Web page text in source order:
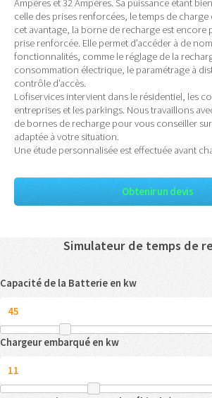
Ampères et 32 Ampères. Sa puissance étant
celle des prises renforcées, le temps de charge
cet avantage, la borne de recharge est encore
prise renforcée. Elle permet d’accéder à de
fonctionnalités, comme le réglage de la
consommation électrique, le paramétrage à
contrôle d’accès.
Lofiservices intervient dans le résidentiel, les
entreprises et les parkings. Nous travaillons
de bornes de recharge pour vous conseiller
adaptée à votre situation.
Une étude personnalisée est effectuée avant
Obtenir un devis
Simulateur de temps de
Capacité de la Batterie en kw
Chargeur embarqué en kw